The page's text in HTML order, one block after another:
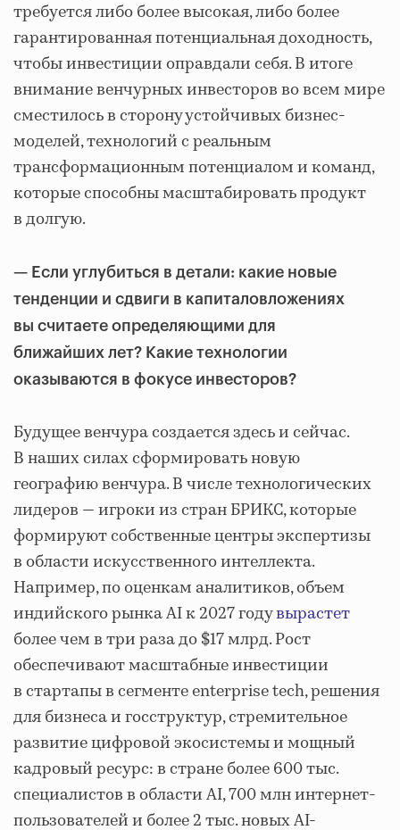
требуется либо более высокая, либо более
гарантированная потенциальная доходность,
чтобы инвестиции оправдали себя. В итоге
внимание венчурных инвесторов во всем мире
сместилось в сторону устойчивых бизнес-
моделей, технологий с реальным
трансформационным потенциалом и команд,
которые способны масштабировать продукт
в долгую.
— Если углубиться в детали: какие новые
тенденции и сдвиги в капиталовложениях
вы считаете определяющими для
ближайших лет? Какие технологии
оказываются в фокусе инвесторов?
Будущее венчура создается здесь и сейчас.
В наших силах сформировать новую
географию венчура. В числе технологических
лидеров — игроки из стран БРИКС, которые
формируют собственные центры экспертизы
в области искусственного интеллекта.
Например, по оценкам аналитиков, объем
индийского рынка AI к 2027 годувырастет
более чем в три раза до $17 млрд. Рост
обеспечивают масштабные инвестиции
в стартапы в сегменте enterprise tech, решения
для бизнеса и госструктур, стремительное
развитие цифровой экосистемы и мощный
кадровый ресурс: в стране более 600 тыс.
специалистов в области AI, 700 млн интернет-
пользователей и более 2 тыс. новых AI-